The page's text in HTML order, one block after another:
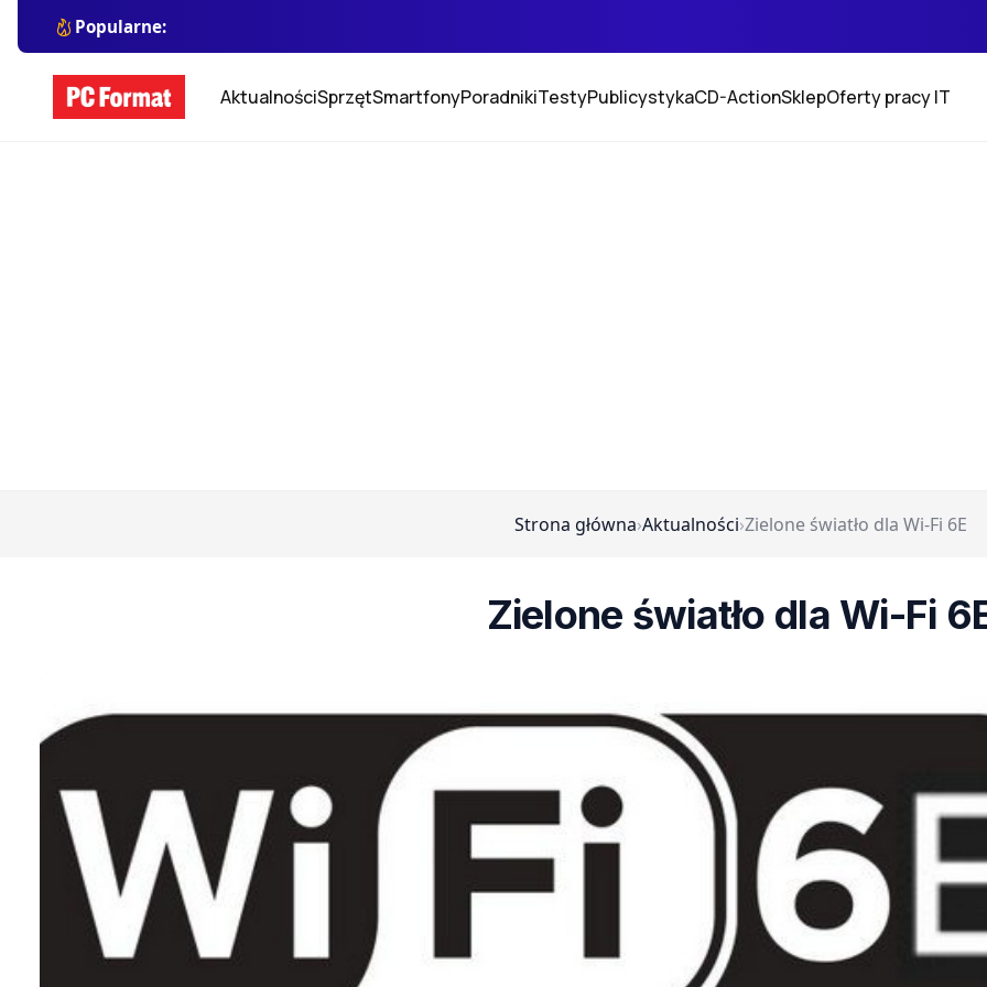
Popularne:
AktualnościSprzętSmartfonyPoradnikiTestyPublicystykaCD-ActionSklepOferty pracy IT
Strona główna›Aktualności›Zielone światło dla Wi-Fi 6E
Zielone światło dla Wi-Fi